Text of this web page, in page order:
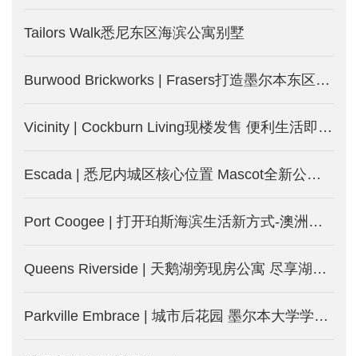
Tailors Walk悉尼东区海滨公寓别墅
Burwood Brickworks | Frasers打造墨尔本东区Burwood城中城-墨尔本新楼盘发售
Vicinity | Cockburn Living现楼发售 便利生活即日起-澳洲珀斯新楼盘
Escada | 悉尼内城区核心位置 Mascot全新公寓-澳洲悉尼新楼盘
Port Coogee | 打开珀斯海滨生活新方式-澳洲珀斯新楼盘
Queens Riverside | 天鹅湖旁现房公寓 尽享湖边度假式生活-澳洲珀斯新楼盘
Parkville Embrace | 城市后花园 墨尔本大学学区房 投资自住两相宜